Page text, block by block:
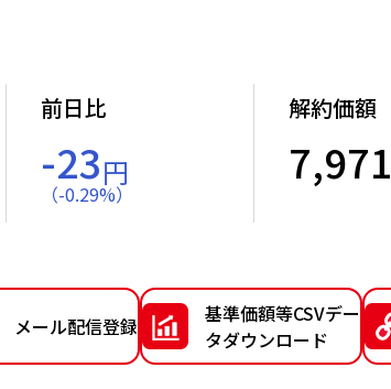
前日比
-23円
（-0.29%）
解約価額
7,971
メール配信登録
基準価額等CSVデー
タダウンロード